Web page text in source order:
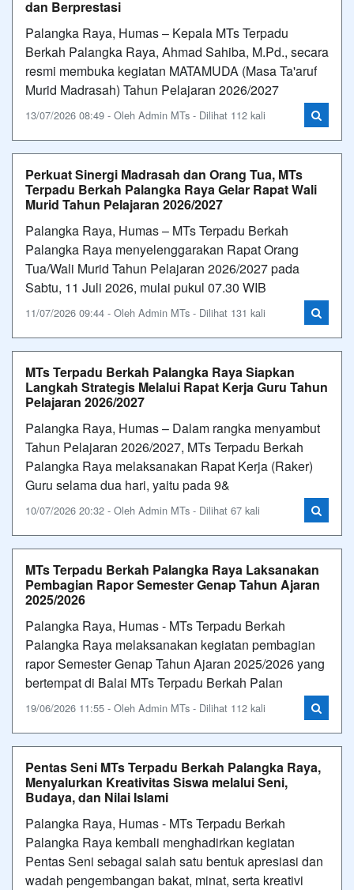
dan Berprestasi
Palangka Raya, Humas – Kepala MTs Terpadu
Berkah Palangka Raya, Ahmad Sahiba, M.Pd., secara
resmi membuka kegiatan MATAMUDA (Masa Ta'aruf
Murid Madrasah) Tahun Pelajaran 2026/2027
13/07/2026 08:49 - Oleh Admin MTs - Dilihat 112 kali
Perkuat Sinergi Madrasah dan Orang Tua, MTs
Terpadu Berkah Palangka Raya Gelar Rapat Wali
Murid Tahun Pelajaran 2026/2027
Palangka Raya, Humas – MTs Terpadu Berkah
Palangka Raya menyelenggarakan Rapat Orang
Tua/Wali Murid Tahun Pelajaran 2026/2027 pada
Sabtu, 11 Juli 2026, mulai pukul 07.30 WIB
11/07/2026 09:44 - Oleh Admin MTs - Dilihat 131 kali
MTs Terpadu Berkah Palangka Raya Siapkan
Langkah Strategis Melalui Rapat Kerja Guru Tahun
Pelajaran 2026/2027
Palangka Raya, Humas – Dalam rangka menyambut
Tahun Pelajaran 2026/2027, MTs Terpadu Berkah
Palangka Raya melaksanakan Rapat Kerja (Raker)
Guru selama dua hari, yaitu pada 9&
10/07/2026 20:32 - Oleh Admin MTs - Dilihat 67 kali
MTs Terpadu Berkah Palangka Raya Laksanakan
Pembagian Rapor Semester Genap Tahun Ajaran
2025/2026
Palangka Raya, Humas - MTs Terpadu Berkah
Palangka Raya melaksanakan kegiatan pembagian
rapor Semester Genap Tahun Ajaran 2025/2026 yang
bertempat di Balai MTs Terpadu Berkah Palan
19/06/2026 11:55 - Oleh Admin MTs - Dilihat 112 kali
Pentas Seni MTs Terpadu Berkah Palangka Raya,
Menyalurkan Kreativitas Siswa melalui Seni,
Budaya, dan Nilai Islami
Palangka Raya, Humas - MTs Terpadu Berkah
Palangka Raya kembali menghadirkan kegiatan
Pentas Seni sebagai salah satu bentuk apresiasi dan
wadah pengembangan bakat, minat, serta kreativi